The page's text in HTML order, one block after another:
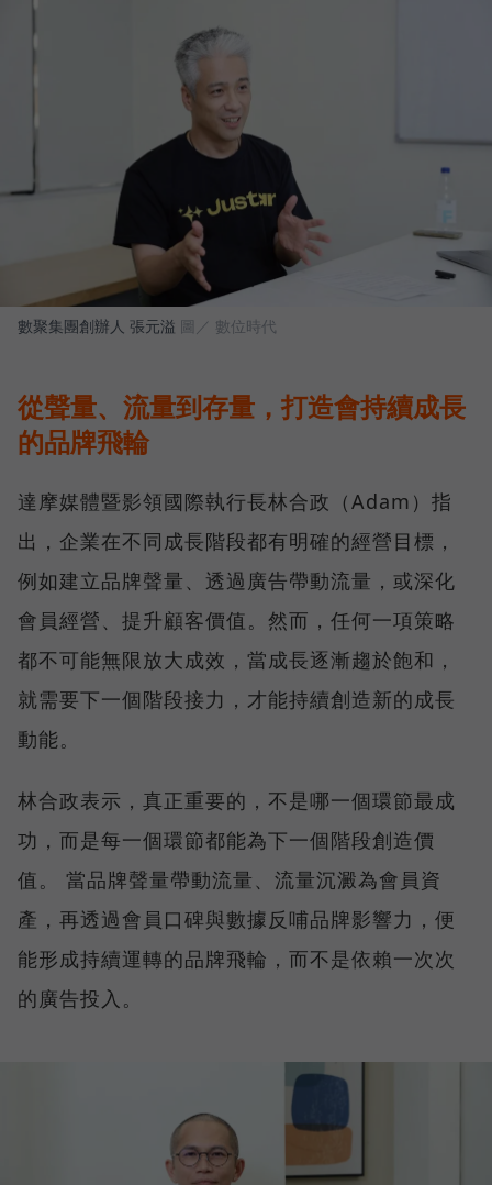
數聚集團創辦人 張元溢 圖／ 數位時代
從聲量、流量到存量，打造會持續成長
的品牌飛輪
達摩媒體暨影領國際執行長林合政（Adam）指
出，企業在不同成長階段都有明確的經營目標，
例如建立品牌聲量、透過廣告帶動流量，或深化
會員經營、提升顧客價值。然而，任何一項策略
都不可能無限放大成效，當成長逐漸趨於飽和，
就需要下一個階段接力，才能持續創造新的成長
動能。
林合政表示，真正重要的，不是哪一個環節最成
功，而是每一個環節都能為下一個階段創造價
值。 當品牌聲量帶動流量、流量沉澱為會員資
產，再透過會員口碑與數據反哺品牌影響力，便
能形成持續運轉的品牌飛輪，而不是依賴一次次
的廣告投入。